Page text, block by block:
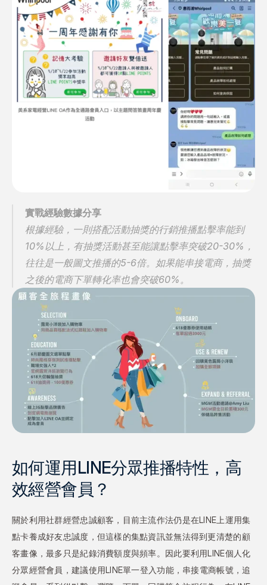
實戰經驗數據分享
根據經驗，一則搭配活動抽獎的行銷推播點擊率能到
10%以上，有抽獎活動甚至能讓點擊率突破20-30%，
往往是一般圖文推播的5-6倍。如果能串接電商，抽獎
之後的電商下單轉化率也會突破60%。
如何運用LINE分眾推播特性，高
效經營會員？
關於利用社群經營忠誠顧客，目前主流作法仍是在LINE上運用集
點卡養成好友忠誠度，但這樣的集點資訊並無法得到更清楚的顧
客畫像，最多只是紀錄消費額度與頻率。因此要利用LINE個人化
分眾經營會員，建議使用LINE單一登入功能，串接電商帳號，追